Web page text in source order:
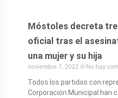
Móstoles decreta
oficial tras el
una mujer y su hija
noviembre 7, 2022 No hay
Todos los partidos con
Corporación Municipal han